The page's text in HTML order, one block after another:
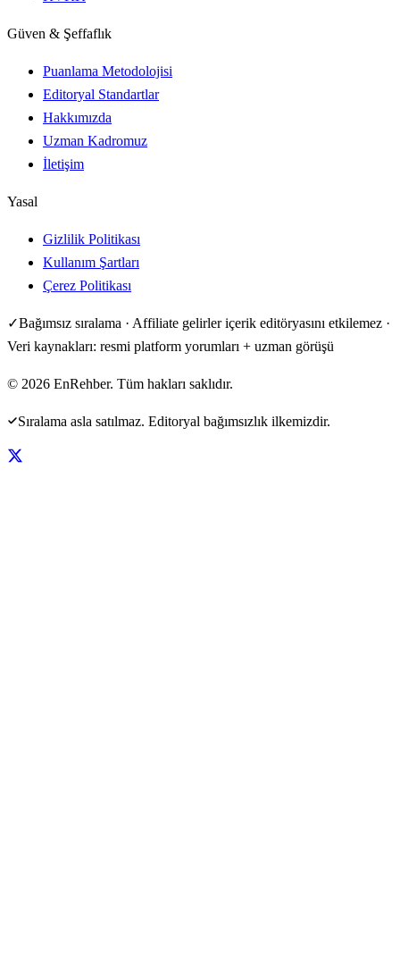
Güven & Şeffaflık
Puanlama Metodolojisi
Editoryal Standartlar
Hakkımızda
Uzman Kadromuz
İletişim
Yasal
Gizlilik Politikası
Kullanım Şartları
Çerez Politikası
✓Bağımsız sıralama · Affiliate gelirler içerik editöryasını etkilemez ·
Veri kaynakları: resmi platform yorumları + uzman görüşü
© 2026 EnRehber. Tüm hakları saklıdır.
Sıralama asla satılmaz. Editoryal bağımsızlık ilkemizdir.